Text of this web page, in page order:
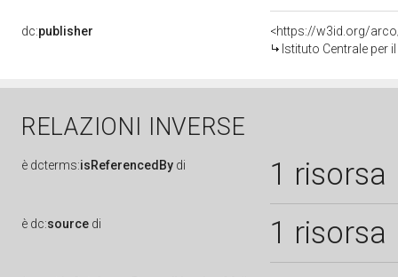
dc:publisher
<https://w3id.org/
Istituto Centrale per
RELAZIONI INVERSE
è dcterms:isReferencedBy di 1 risorsa
è dc:source di 1 risorsa